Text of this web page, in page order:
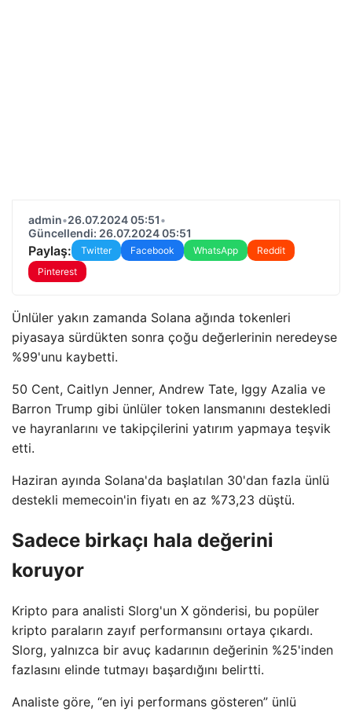
admin•26.07.2024 05:51•
Güncellendi: 26.07.2024 05:51
Paylaş: Twitter Facebook WhatsApp
Reddit
Pinterest
Ünlüler yakın zamanda Solana ağında tokenleri
piyasaya sürdükten sonra çoğu değerlerinin neredeyse
%99'unu kaybetti.
50 Cent, Caitlyn Jenner, Andrew Tate, Iggy Azalia ve
Barron Trump gibi ünlüler token lansmanını destekledi
ve hayranlarını ve takipçilerini yatırım yapmaya teşvik
etti.
Haziran ayında Solana'da başlatılan 30'dan fazla ünlü
destekli memecoin'in fiyatı en az %73,23 düştü.
Sadece birkaçı hala değerini
koruyor
Kripto para analisti Slorg'un X gönderisi, bu popüler
kripto paraların zayıf performansını ortaya çıkardı.
Slorg, yalnızca bir avuç kadarının değerinin %25'inden
fazlasını elinde tutmayı başardığını belirtti.
Analiste göre, “en iyi performans gösteren” ünlü